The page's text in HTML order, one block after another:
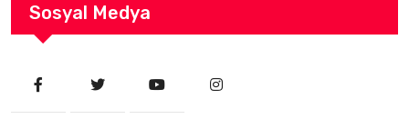
Sosyal Medya